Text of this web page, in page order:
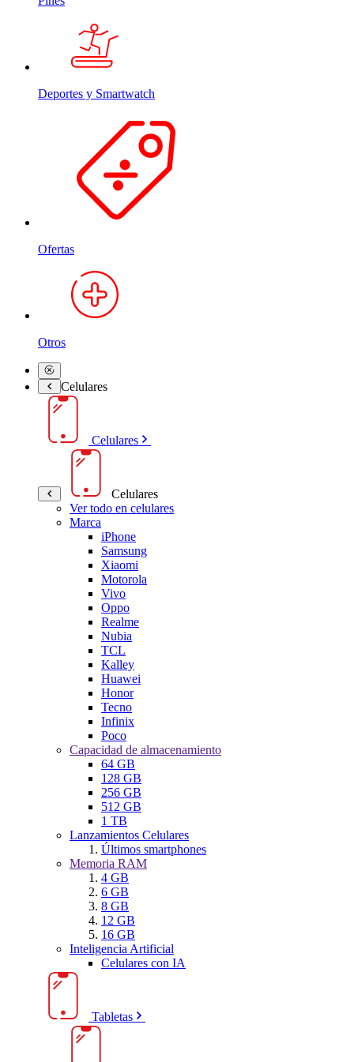
Deportes y Smartwatch
Ofertas
Otros
Celulares
Celulares
Celulares
Ver todo en celulares
Marca
iPhone
Samsung
Xiaomi
Motorola
Vivo
Oppo
Realme
Nubia
TCL
Kalley
Huawei
Honor
Tecno
Infinix
Poco
Capacidad de almacenamiento
64 GB
128 GB
256 GB
512 GB
1 TB
Lanzamientos Celulares
Últimos smartphones
Memoria RAM
4 GB
6 GB
8 GB
12 GB
16 GB
Inteligencia Artificial
Celulares con IA
Tabletas